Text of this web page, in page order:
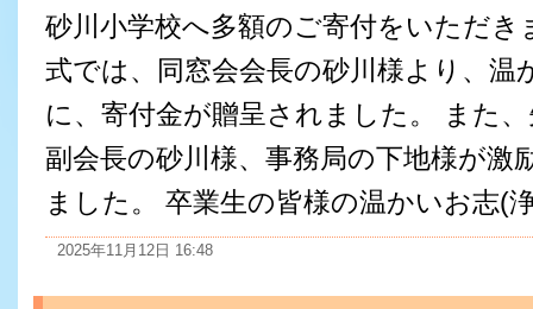
砂川小学校へ多額のご寄付をいただき
式では、同窓会会長の砂川様より、温
に、寄付金が贈呈されました。 また
副会長の砂川様、事務局の下地様が激
ました。 卒業生の皆様の温かいお志(
2025年11月12日 16:48